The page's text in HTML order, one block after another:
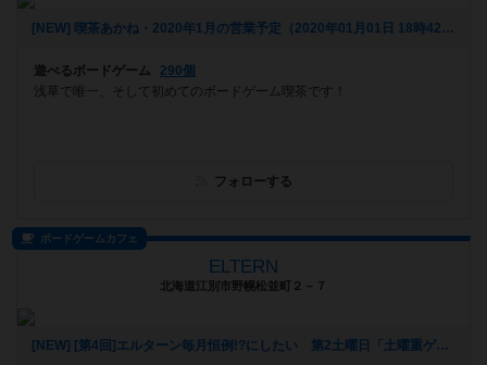
[NEW] 喫茶あかね・2020年1月の営業予定（2020年01月01日 18時42分）
遊べるボードゲーム
290個
浅草で唯一、そして初めてのボードゲーム喫茶です！
フォローする
ボードゲームカフェ
ELTERN
北海道江別市野幌松並町２－７
[NEW] [第4回]エルターン毎月恒例!?にしたい 第2土曜日「土曜重ゲーで遊ぼう会!?」(ベテランさん寄り)（2019年12月11日 00時06分）